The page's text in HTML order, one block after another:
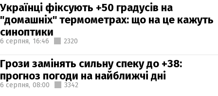
Українці фіксують +50 градусів на
"домашніх" термометрах: що на це кажуть
синоптики
6 серпня, 16:46 2320
Грози замінять сильну спеку до +38:
прогноз погоди на найближчі дні
6 серпня, 08:00 3342